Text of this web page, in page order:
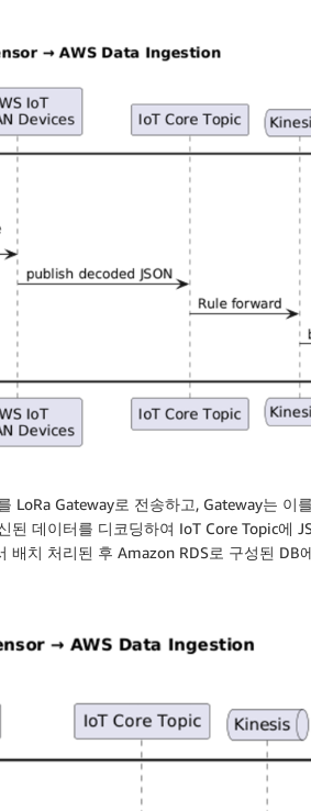
LoRa Gateway로 전송하고, Gateway는 이
된 데이터를 디코딩하여 IoT Core Topic에
배치 처리된 후 Amazon RDS로 구성된 DB